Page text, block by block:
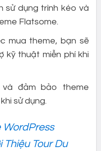
sử dụng trình kéo và
Flatsome.
mua theme, bạn sẽ
kỹ thuật miễn phí khi
đảm bảo theme
sử dụng.
WordPress
Tour Du